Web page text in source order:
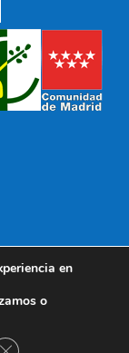
Diseño EDB|
en
o
Cerrar el banner de